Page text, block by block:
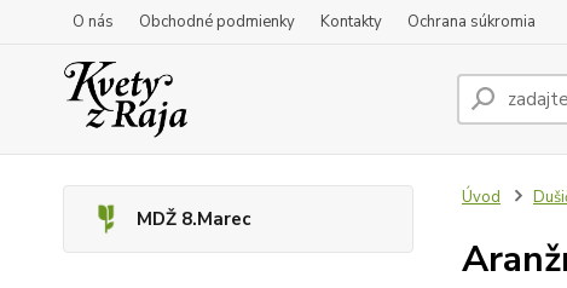
O nás Obchodné podmienky Kontakty Ochrana súkromia
MDŽ 8.Marec
Úvod